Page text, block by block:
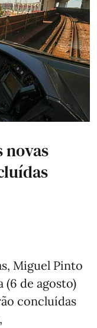
novas
Miguel Pinto
de agosto)
concluídas